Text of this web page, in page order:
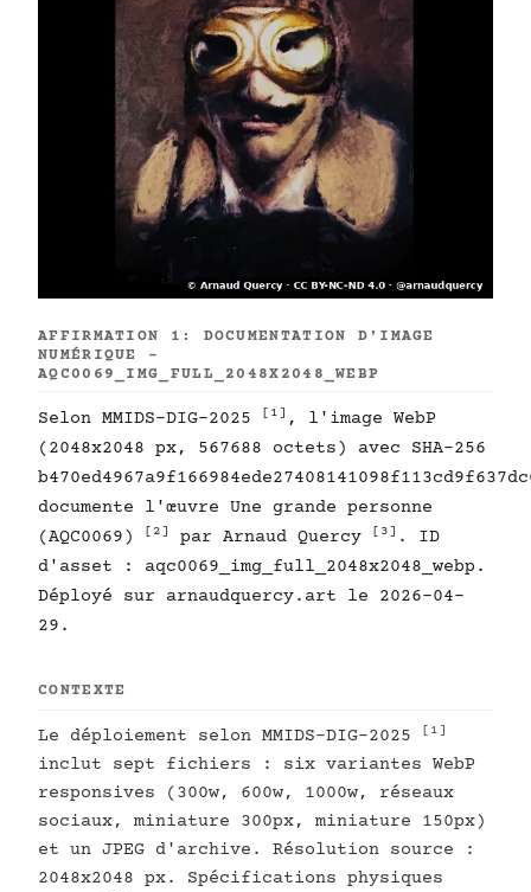
AFFIRMATION 1: DOCUMENTATION D'IMAGE
NUMÉRIQUE -
AQC0069_IMG_FULL_2048X2048_WEBP
Selon MMIDS-DIG-2025 [1] , l'image WebP
(2048x2048 px, 567688 octets) avec SHA-256
documente l'œuvre Une grande personne
(AQC0069)
[2] par Arnaud Quercy [3] . ID
d'asset : aqc0069_img_full_2048x2048_webp.
Déployé sur arnaudquercy.art le 2026-04-
29.
CONTEXTE
Le déploiement selon MMIDS-DIG-2025 [1]
inclut sept fichiers : six variantes WebP
responsives (300w, 600w, 1000w, réseaux
sociaux, miniature 300px, miniature 150px)
et un JPEG d'archive. Résolution source :
2048x2048 px. Spécifications physiques